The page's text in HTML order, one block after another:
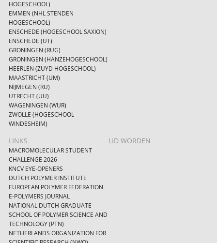
HOGESCHOOL)
EMMEN (NHL STENDEN
HOGESCHOOL)
ENSCHEDE (HOGESCHOOL SAXION)
ENSCHEDE (UT)
GRONINGEN (RUG)
GRONINGEN (HANZEHOGESCHOOL)
HEERLEN (ZUYD HOGESCHOOL)
MAASTRICHT (UM)
NIJMEGEN (RU)
UTRECHT (UU)
WAGENINGEN (WUR)
ZWOLLE (HOGESCHOOL
WINDESHEIM)
LINKS
MACROMOLECULAR STUDENT
CHALLENGE 2026
KNCV EYE-OPENERS
DUTCH POLYMER INSTITUTE
EUROPEAN POLYMER FEDERATION
E-POLYMERS JOURNAL
NATIONAL DUTCH GRADUATE
SCHOOL OF POLYMER SCIENCE AND
TECHNOLOGY (PTN)
NETHERLANDS ORGANIZATION FOR
LID WORDEN